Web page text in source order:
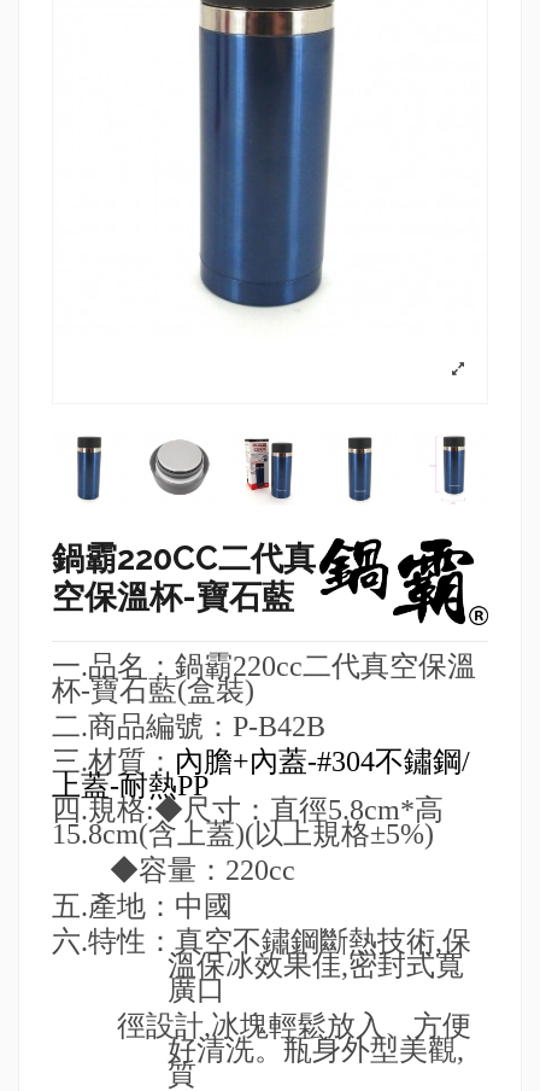
鍋霸220CC二代真
空保溫杯-寶石藍
一.品名： 鍋霸220cc二代真空保溫
杯-寶石藍(盒裝)
二.商品編號： P-B42B
三.材質： 內膽+內蓋-#304不鏽鋼/
上蓋-耐熱PP
四.規格:◆尺寸：直徑5.8cm*高
15.8cm(含上蓋)(以上規格±5%)
◆容量： 220cc
五.產地： 中國
六.特性：真空不鏽鋼斷熱技術,保
溫保冰效果佳,密封式寬
廣口
徑設計,冰塊輕鬆放入、方便
好清洗。瓶身外型美觀,
質